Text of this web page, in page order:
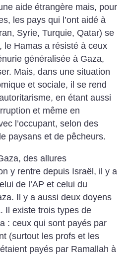
aide étran­gère mais, pour
les pays qui l’ont aidé à
Syrie, Turquie, Qatar) se
le Hamas a résisté à ceux
généralisée à Gaza,
Mais, dans une situation
et sociale, il se rend
en étant aussi
et même en
l’occupant, selon des
paysans et de pêcheurs.
des allures
y rentre depuis Israël, il y a
de l’AP et celui du
Il y a aussi deux doyens
Il existe trois types de
: ceux qui sont payés par
(surtout les profs et les
payés par Ramallah à